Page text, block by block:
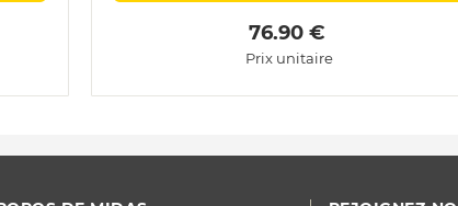
76.90 €
Prix unitaire